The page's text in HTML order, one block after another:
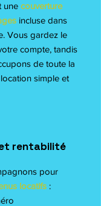
une couverture
incluse dans
Vous gardez le
compte, tandis
de toute la
simple et
rentabilité
pour
locatifs :